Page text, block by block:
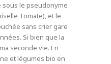
le pseudonyme
Tomate), et le
sans crier gare
Si bien que la
seconde vie. En
et légumes bio en